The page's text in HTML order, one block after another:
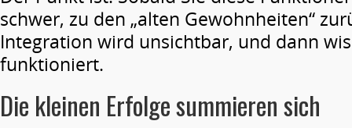
schwer, zu den „alten Gewohnheiten“
Integration wird unsichtbar, und dann
funktioniert.
Die kleinen Erfolgesummierensich